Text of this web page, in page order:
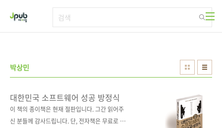
박상민
대한민국 소프트웨어 성공 방정식
이 책의 종이책은 현재 절판입니다. 그간 읽어주
신 분들께 감사드립니다. 단, 전자책은 무료로 보